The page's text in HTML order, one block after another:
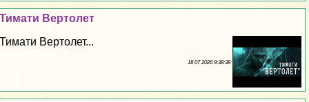
Тимати Вертолет
Тимати Вертолет...
18 07 2026 9:38:38